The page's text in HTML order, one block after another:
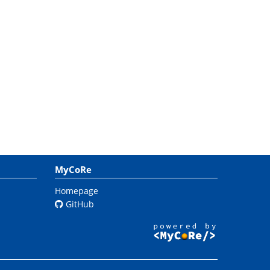
MyCoRe
Homepage
GitHub